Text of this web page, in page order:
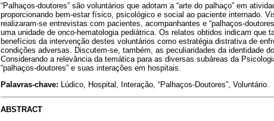
“Palhaços-doutores” são voluntários que adotam a “arte do palhaço” em
proporcionando bem-estar físico, psicológico e social ao paciente internado.
realizaram-se entrevistas com pacientes, acompanhantes e “palhaços-
uma unidade de onco-hematologia pediátrica. Os relatos obtidos indicam que
benefícios da intervenção destes voluntários como estratégia distrativa de
condições adversas. Discutem-se, também, as peculiaridades da identidade
Considerando a relevância da temática para as diversas subáreas da
“palhaços-doutores” e suas interações em hospitais.
Palavras-chave: Lúdico, Hospital, Interação, “Palhaços-Doutores”, Voluntário.
ABSTRACT